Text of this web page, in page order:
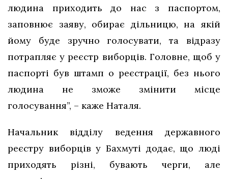
людина приходить до нас з паспортом,
заповнює заяву, обирає дільницю, на якій
йому буде зручно голосувати, та відразу
потрапляє у реєстр виборців. Головне, щоб у
паспорті був штамп о реєстрації, без нього
людина не зможе змінити місце
голосування”, – каже Наталя.
Начальник відділу ведення державного
реєстру виборців у Бахмуті додає, що люді
приходять різні, бувають черги, але